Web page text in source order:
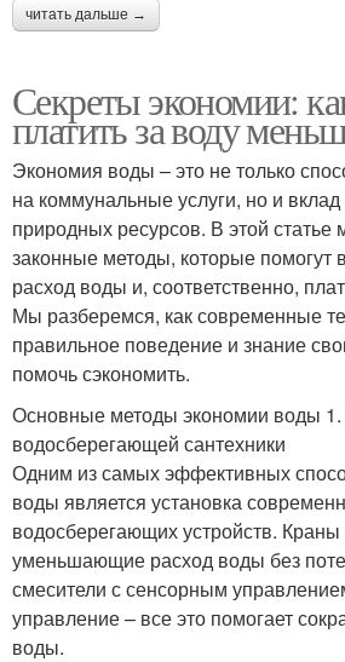
читать дальше →
Секреты экономии:
платить за воду
Экономия воды – это не только
на коммунальные услуги, но и
природных ресурсов. В этой
законные методы, которые помогут
расход воды и, соответственно,
Мы разберемся, как современные
правильное поведение и знание
помочь сэкономить.
Основные методы экономии воды
водосберегающей сантехники
Одним из самых эффективных
воды является установка
водосберегающих устройств.
уменьшающие расход воды без
смесители с сенсорным
управление – все это помогает
воды.